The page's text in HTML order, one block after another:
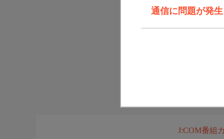
通信に問題が発
J:COM番組